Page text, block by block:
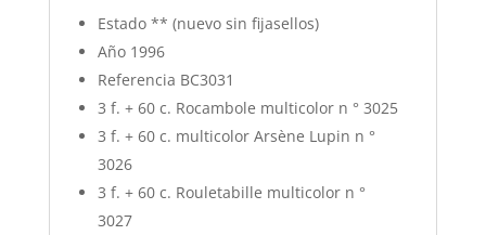
Estado ** (nuevo sin fijasellos)
Año 1996
Referencia BC3031
3 f. + 60 c. Rocambole multicolor n ° 3025
3 f. + 60 c. multicolor Arsène Lupin n °
3026
3 f. + 60 c. Rouletabille multicolor n °
3027